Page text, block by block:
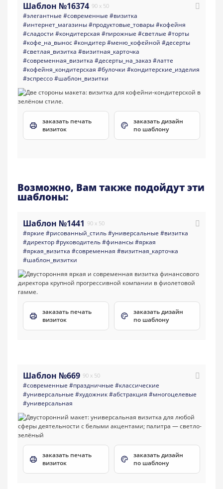
Шаблон №16374 90 x 50
#элегантные #современные #визитка
#интернет_магазины#продуктовые_товары#кофейня
#сладости #кондитерская #пирожные #светлые #торты
#кофе_на_вынос#кондитер#меню_кофейной #десерты
#светлая_визитка #визитная_карточка
#современная_визитка #десерты_на_заказ#латте
#кофейня_кондитерская #булочки #кондитерские_изделия
#эспрессо#шаблон_визитки
заказать печать
визиток
заказать дизайн
по шаблону
Возможно, Вам также подойдут эти
шаблоны:
Шаблон №1441 90 x 50
#яркие #рисованный_стиль#универсальные #визитка
#директор#руководитель#финансы#яркая
#яркая_визитка #современная #визитная_карточка
#шаблон_визитки
заказать печать
визиток
заказать дизайн
по шаблону
Шаблон №669 90 x 50
#современные #праздничные #классические
#универсальные #художник#абстракция #многоцелевые
#универсальная
заказать печать
визиток
заказать дизайн
по шаблону